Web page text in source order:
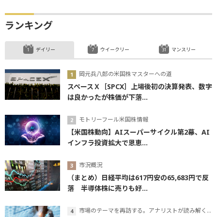
ランキング
デイリー
岡元兵八郎の米国株マスターへの道
スペースＸ［SPCX］上場後初の決算発表、数字
は良かったが株価が下落...
モトリーフール米国株情報
【米国株動向】AIスーパーサイクル第2幕、AI
インフラ投資拡大で恩恵...
市況概況
（まとめ）日経平均は617円安の65,683円で反
落 半導体株に売りも好...
市場のテーマを再訪する。アナリストが読み解くテーマの本質
ウイークリー マンスリー